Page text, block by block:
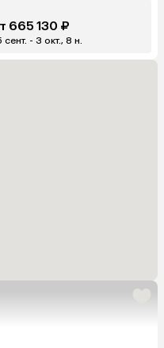
665 130 ₽
сент. - 3 окт., 8 н.